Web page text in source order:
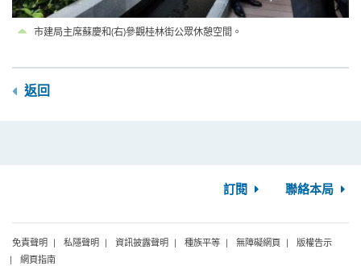
市建局主席蘇慶和(右)參觀桂林街公眾休憩空間。
返回
訂閱 聯絡本局
免責聲明 私隱聲明 資訊披露聲明 種族平等 無障礙網頁
版權告示
網頁指南